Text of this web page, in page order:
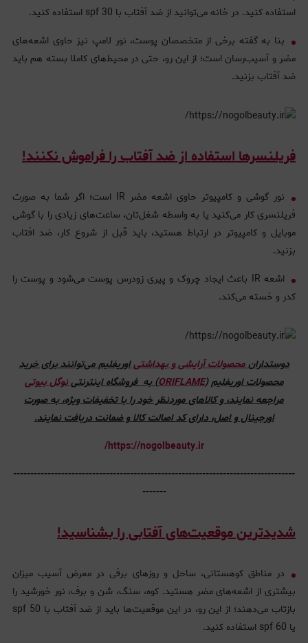
استفاده کنید. در خانه می‌توانید از ضد آفتاب با spf 30 استفاده کنید.
بنا به گفته برخی از متخصصان پوست، نور لامپ نیز حاوی اشعه‌های
مضر و آسیب‌رسان است؛ از این رو، حتی در محیط‌های کاملا بسته هم باید
ضد آفتاب بزنید.
فریلنسرها استفاده از ضد آفتاب را فراموش نکنند!
نور گوشی و کامپیوتر حاوی اشعه مضر IR است؛ اگر شما به صورت
فریلنسری کار می‌کنید یا به واسطه شغل‌تان، ساعت‌های زیادی را با گوشی
موبایل و کامپیوتر در ارتباط هستید، باید قبل از شروع کار، ضد افتاب
بزنید.
اشعه IR باعث ایجاد چروک و پیری زودرس پوست می‌شود و پوست را
کدر و خسته می‌کند.
دوستدارانمحصولات آرایشی و بهداشتیاوریفلیم می‌توانند برای خرید
محصولات اوریفلیم(
ORIFLAME) به فروشگاه اینترنتینوگل بیوتی
مراجعه نمایند، و کالاهای موردنظر خود را با تخفیفات ویژه، به صورت
اورجینال و اصل، دارای کد اصالت کالا و ضمانت دریافت نمایند.
https://nogolbeauty.ir/
----------------------------------------------------------------------------------
-------
شدیدترین موقعیت‌های آفتابی را بشناسید!
در مناطق کوهستانی، ساحل‌ و روزهای برفی در معرض آسیب میزان
بیشتری از اشعه‌های مضر هستید. کوه، سنگ، شن و برف، نور خورشید را
بازتاب می‌دهند؛ از این رو، در این موقعیت‌ها باید از ضد آفتاب با spf 50
یا spf 60 استفاده کنید.